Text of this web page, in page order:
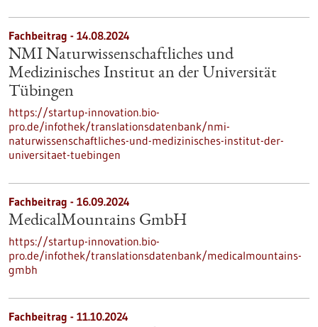
Fachbeitrag - 14.08.2024
NMI Naturwissenschaftliches und
Medizinisches Institut an der Universität
Tübingen
https://startup-innovation.bio-
pro.de/infothek/translationsdatenbank/nmi-
naturwissenschaftliches-und-medizinisches-institut-der-
universitaet-tuebingen
Fachbeitrag - 16.09.2024
MedicalMountains GmbH
https://startup-innovation.bio-
pro.de/infothek/translationsdatenbank/medicalmountains-
gmbh
Fachbeitrag - 11.10.2024